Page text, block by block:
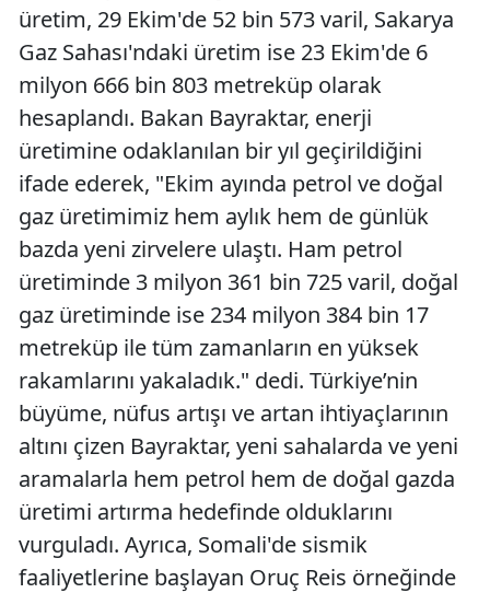
üretim, 29 Ekim'de 52 bin 573 varil, Sakarya
Gaz Sahası'ndaki üretim ise 23 Ekim'de 6
milyon 666 bin 803 metreküp olarak
hesaplandı. Bakan Bayraktar, enerji
üretimine odaklanılan bir yıl geçirildiğini
ifade ederek, "Ekim ayında petrol ve doğal
gaz üretimimiz hem aylık hem de günlük
bazda yeni zirvelere ulaştı. Ham petrol
üretiminde 3 milyon 361 bin 725 varil, doğal
gaz üretiminde ise 234 milyon 384 bin 17
metreküp ile tüm zamanların en yüksek
rakamlarını yakaladık." dedi. Türkiye’nin
büyüme, nüfus artışı ve artan ihtiyaçlarının
altını çizen Bayraktar, yeni sahalarda ve yeni
aramalarla hem petrol hem de doğal gazda
üretimi artırma hedefinde olduklarını
vurguladı. Ayrıca, Somali'de sismik
faaliyetlerine başlayan Oruç Reis örneğinde